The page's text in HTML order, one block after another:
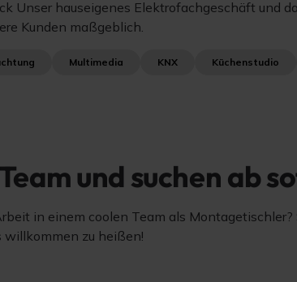
Unser hauseigenes Elektrofachgeschäft und
Kunden maßgeblich.
Multimedia KNX Küchenstudio
und suchen ab
in einem coolen Team als
willkommen zu heißen!